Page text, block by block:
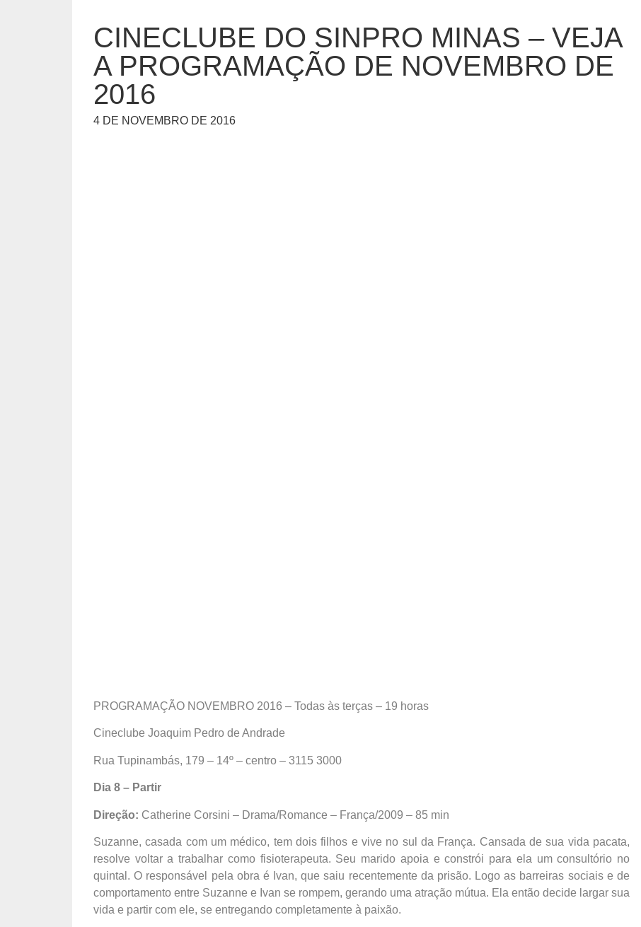
CINECLUBE DO SINPRO MINAS – VEJA
A PROGRAMAÇÃO DE NOVEMBRO DE
2016
4 DE NOVEMBRO DE 2016
PROGRAMAÇÃO NOVEMBRO 2016 – Todas às terças – 19 horas
Cineclube Joaquim Pedro de Andrade
Rua Tupinambás, 179 – 14º – centro – 3115 3000
Dia 8 – Partir
Direção: Catherine Corsini – Drama/Romance – França/2009 – 85 min
Suzanne, casada com um médico, tem dois filhos e vive no sul da França. Cansada de sua vida pacata,
resolve voltar a trabalhar como fisioterapeuta. Seu marido apoia e constrói para ela um consultório no
quintal. O responsável pela obra é Ivan, que saiu recentemente da prisão. Logo as barreiras sociais e de
comportamento entre Suzanne e Ivan se rompem, gerando uma atração mútua. Ela então decide largar sua
vida e partir com ele, se entregando completamente à paixão.